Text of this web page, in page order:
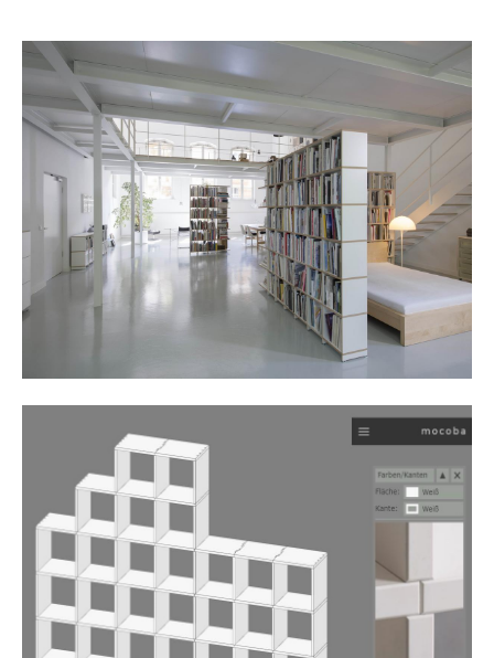
... alle Leuchten
Betten
Doppelbetten
Einzelbetten
Stapelbetten
Kinderbetten
... alle Betten
Accessoires
Uhren
Spiegel
Figuren & Miniaturen
Vasen